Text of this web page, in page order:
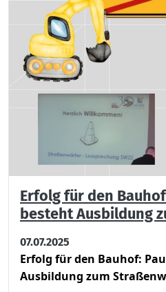
Erfolg für den
besteht Ausbildung
07.07.2025
Erfolg für den Bauhof:
Ausbildung zum